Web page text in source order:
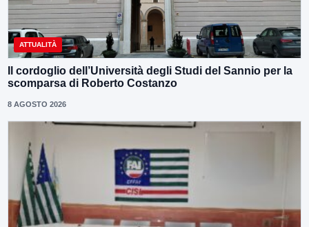
ATTUALITÀ
Il cordoglio dell’Università degli Studi del Sannio per la
scomparsa di Roberto Costanzo
8 AGOSTO 2026